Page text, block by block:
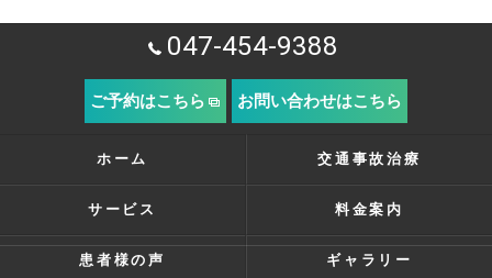
047-454-9388
ご予約はこちら お問い合わせはこちら
ホーム 交通事故治療
サービス 料金案内
患者様の声 ギャラリー